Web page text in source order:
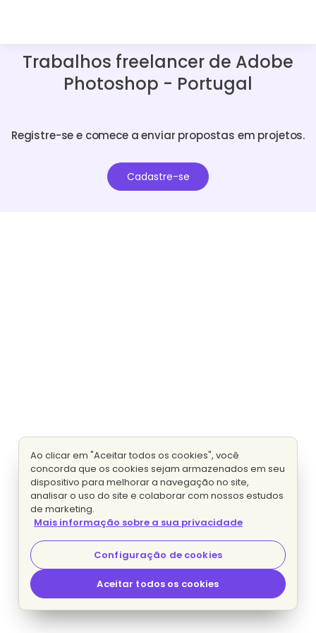
Trabalhos freelancer de Adobe
Photoshop - Portugal
Registre-se e comece a enviar propostas em projetos.
Cadastre-se
Ao clicar em "Aceitar todos os cookies", você
concorda que os cookies sejam armazenados em seu
dispositivo para melhorar a navegação no site,
analisar o uso do site e colaborar com nossos estudos
de marketing.
Mais informação sobre a sua privacidade
Configuração de cookies
Aceitar todos os cookies